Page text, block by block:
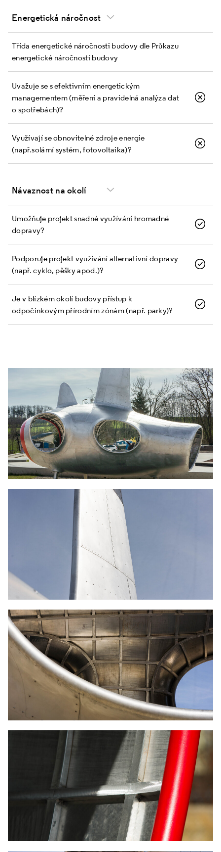
Energetická náročnost
Třída energetické náročnosti budovy dle Průkazu
energetické náročnosti budovy
Uvažuje se s efektivním energetickým
managementem (měření a pravidelná analýza dat
o spotřebách)?
Využívají se obnovitelné zdroje energie
(např. solární systém, fotovoltaika)?
Návaznost na okolí
Umožňuje projekt snadné využívání hromadné
dopravy?
Podporuje projekt využívání alternativní dopravy
(např. cyklo, pěšky apod.)?
Je v blízkém okolí budovy přístup k
odpočinkovým přírodním zónám (např. parky)?